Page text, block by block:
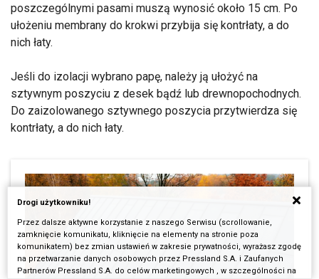
poszczególnymi pasami muszą wynosić około 15 cm. Po
ułożeniu membrany do krokwi przybija się kontrłaty, a do
nich łaty.
Jeśli do izolacji wybrano papę, należy ją ułożyć na
sztywnym poszyciu z desek bądź lub drewnopochodnych.
Do zaizolowanego sztywnego poszycia przytwierdza się
kontrłaty, a do nich łaty.
Drogi użytkowniku!
Przez dalsze aktywne korzystanie z naszego Serwisu (scrollowanie,
zamknięcie komunikatu, kliknięcie na elementy na stronie poza
komunikatem) bez zmian ustawień w zakresie prywatności, wyrażasz zgodę
na przetwarzanie danych osobowych przez Pressland S.A. i Zaufanych
Partnerów Pressland S.A. do celów marketingowych , w szczególności na